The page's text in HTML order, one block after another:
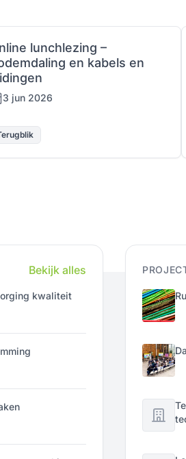
lunchlezing –
en kabels en
3 jun 2026
Bekijk alles
kwaliteit